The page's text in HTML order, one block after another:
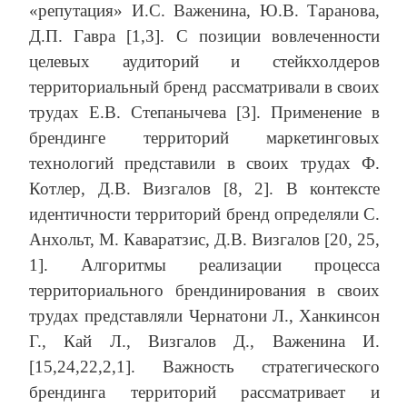
«репутация» И.С. Важенина, Ю.В. Таранова,
Д.П. Гавра [1,3]. С позиции вовлеченности
целевых аудиторий и стейкхолдеров
территориальный бренд рассматривали в своих
трудах Е.В. Степанычева [3]. Применение в
брендинге территорий маркетинговых
технологий представили в своих трудах Ф.
Котлер, Д.В. Визгалов [8, 2]. В контексте
идентичности территорий бренд определяли С.
Анхольт, М. Каваратзис, Д.В. Визгалов [20, 25,
1]. Алгоритмы реализации процесса
территориального брендинирования в своих
трудах представляли Чернатони Л., Ханкинсон
Г., Кай Л., Визгалов Д., Важенина И.
[15,24,22,2,1]. Важность стратегического
брендинга территорий рассматривает и